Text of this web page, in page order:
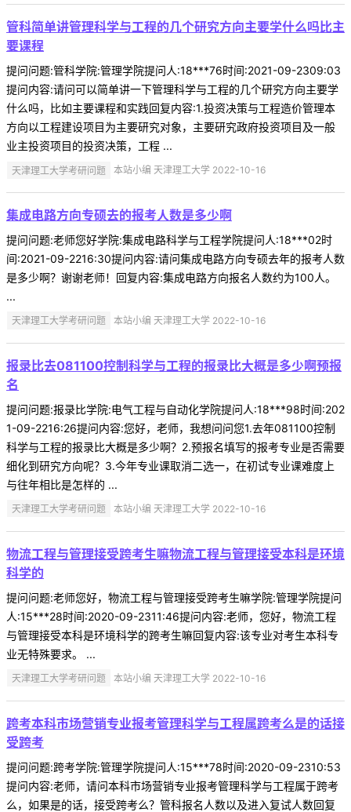
管科简单讲管理科学与工程的几个研究方向主要学什么吗比主
要课程
提问问题:管科学院:管理学院提问人:18***76时间:2021-09-2309:03
提问内容:请问可以简单讲一下管理科学与工程的几个研究方向主要学
什么吗，比如主要课程和实践回复内容:1.投资决策与工程造价管理本
方向以工程建设项目为主要研究对象，主要研究政府投资项目及一般
业主投资项目的投资决策，工程 ...
天津理工大学考研问题 本站小编 天津理工大学 2022-10-16
集成电路方向专硕去的报考人数是多少啊
提问问题:老师您好学院:集成电路科学与工程学院提问人:18***02时
间:2021-09-2216:30提问内容:请问集成电路方向专硕去年的报考人数
是多少啊？谢谢老师！回复内容:集成电路方向报名人数约为100人。
...
天津理工大学考研问题 本站小编 天津理工大学 2022-10-16
报录比去081100控制科学与工程的报录比大概是多少啊预报
名
提问问题:报录比学院:电气工程与自动化学院提问人:18***98时间:202
1-09-2216:26提问内容:您好，老师，我想问问您1.去年081100控制
科学与工程的报录比大概是多少啊？2.预报名填写的报考专业是否需要
细化到研究方向呢？3.今年专业课取消二选一，在初试专业课难度上
与往年相比是怎样的 ...
天津理工大学考研问题 本站小编 天津理工大学 2022-10-16
物流工程与管理接受跨考生嘛物流工程与管理接受本科是环境
科学的
提问问题:老师您好，物流工程与管理接受跨考生嘛学院:管理学院提问
人:15***28时间:2020-09-2311:46提问内容:老师，您好，物流工程
与管理接受本科是环境科学的跨考生嘛回复内容:该专业对考生本科专
业无特殊要求。 ...
天津理工大学考研问题 本站小编 天津理工大学 2022-10-16
跨考本科市场营销专业报考管理科学与工程属跨考么是的话接
受跨考
提问问题:跨考学院:管理学院提问人:15***78时间:2020-09-2310:53
提问内容:老师，请问本科市场营销专业报考管理科学与工程属于跨考
么，如果是的话，接受跨考么？管科报名人数以及进入复试人数回复